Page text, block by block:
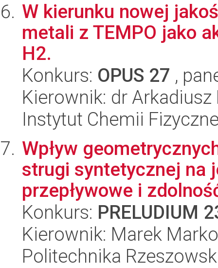
W kierunku nowej
metali z TEMPO jako
H2.
Konkurs: OPUS 27 ,
Kierownik: dr
Instytut Chemii
Wpływ
strugi syntetycznej na
przepływowe i
Konkurs: PRELUDIUM
Kierownik: Marek
Politechnika